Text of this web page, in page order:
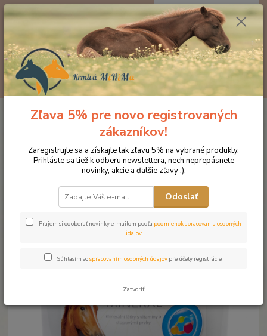
Menu
0ks
za0 €
Doplnky výživy Imunita Minerál
Novinka
Zľava 5% pre novo registrovaných
zákazníkov!
Zaregistrujte sa a získajte tak zľavu 5% na vybrané produkty.
Prihláste sa tiež k odberu newslettera, nech neprepásnete
novinky, akcie a ďalšie zľavy :).
Odoslať
Prajem si odoberať novinky e-mailom podľa podmienok spracovania osobných
údajov.
Súhlasím sospracovaním osobných údajov pre účely registrácie.
Zatvoriť